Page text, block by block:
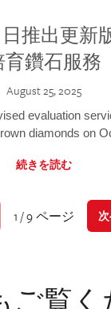
日推出更
育鑽石服務
August 25, 2025
evaluation
diamonds on
続きを読む
1 / 9 ページ
ご覧く